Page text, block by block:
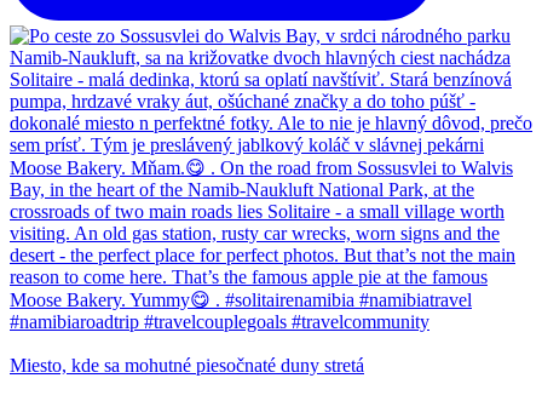
Miesto, kde sa mohutné piesočnaté duny stretá